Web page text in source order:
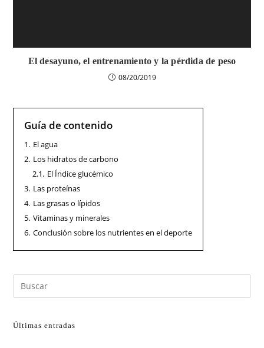
El desayuno, el entrenamiento y la pérdida de peso
08/20/2019
Guía de contenido
1. El agua
2. Los hidratos de carbono
2.1. El Índice glucémico
3. Las proteínas
4. Las grasas o lípidos
5. Vitaminas y minerales
6. Conclusión sobre los nutrientes en el deporte
Últimas entradas